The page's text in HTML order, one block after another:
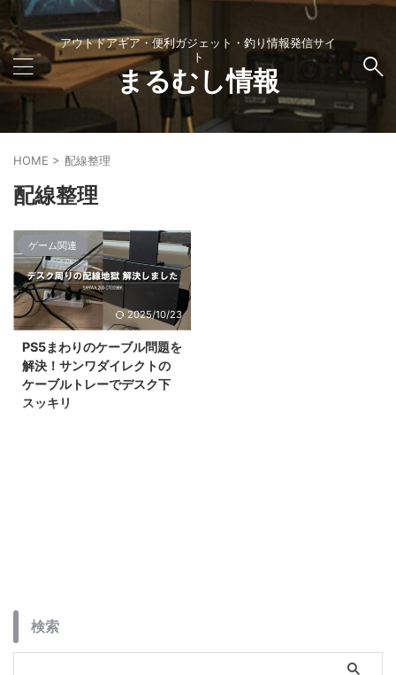
アウトドアギア・便利ガジェット・釣り情報発信サイ
ト
まるむし情報
HOME > 配線整理
配線整理
ゲーム関連
2025/10/23
PS5まわりのケーブル問題を
解決！サンワダイレクトの
ケーブルトレーでデスク下
スッキリ
検索